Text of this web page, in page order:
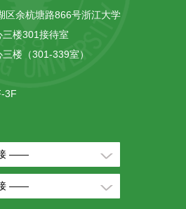
区余杭塘路866号浙江大学
楼301接待室
楼（301-339室）
3F
——
——